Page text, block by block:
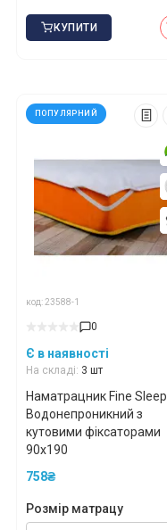
КУПИТИ
ПОПУЛЯРНИЙ
код: 23588-1
0
Є в наявності
На складі: 3 шт
Наматрацник Fine Sleep
Водонепроникний з
кутовими фіксаторами
90x190
758₴
Розмір матрацу